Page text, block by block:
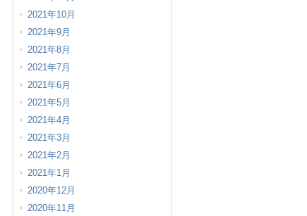
2021年10月
2021年9月
2021年8月
2021年7月
2021年6月
2021年5月
2021年4月
2021年3月
2021年2月
2021年1月
2020年12月
2020年11月